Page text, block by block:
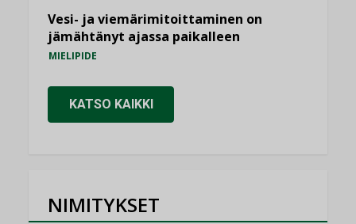
Vesi- ja viemärimitoittaminen on
jämähtänyt ajassa paikalleen
MIELIPIDE
KATSO KAIKKI
NIMITYKSET